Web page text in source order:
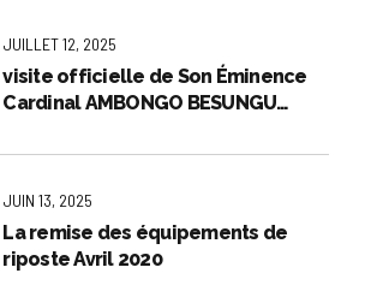
JUILLET 12, 2025
visite officielle de Son Éminence
Cardinal AMBONGO BESUNGU
de Kinshasa à l’hôpital général de
JUIN 13, 2025
La remise des équipements de
riposte Avril 2020